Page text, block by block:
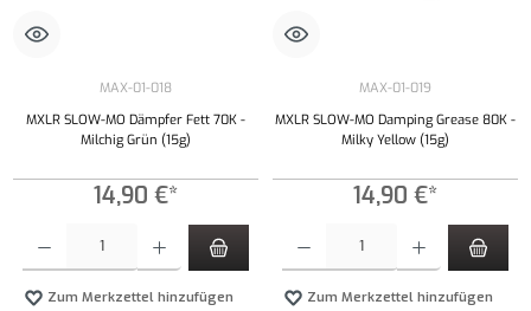
MAX-01-018
MXLR SLOW-MO Dämpfer Fett 70K -
Milchig Grün (15g)
14,90 €*
Zum Merkzettel hinzufügen
MAX-01-019
MXLR SLOW-MO Damping Grease 80K -
Milky Yellow (15g)
14,90 €*
Zum Merkzettel hinzufügen